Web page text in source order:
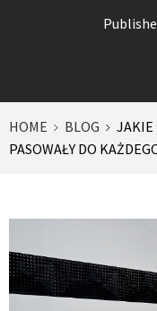
HOME BLOG
JAKIE
PASOWAŁY DO